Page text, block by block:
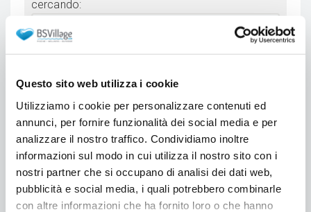
Questo sito web utilizza i cookie
Utilizziamo i cookie per personalizzare contenuti ed
annunci, per fornire funzionalità dei social media e per
analizzare il nostro traffico. Condividiamo inoltre
informazioni sul modo in cui utilizza il nostro sito con i
nostri partner che si occupano di analisi dei dati web,
pubblicità e social media, i quali potrebbero combinarle
con altre informazioni che ha fornito loro o che hanno
cercando:
Seleziona...
informazioni: